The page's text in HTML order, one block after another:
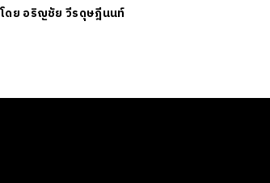
โดย อริญชัย วีรดุษฎีนนท์